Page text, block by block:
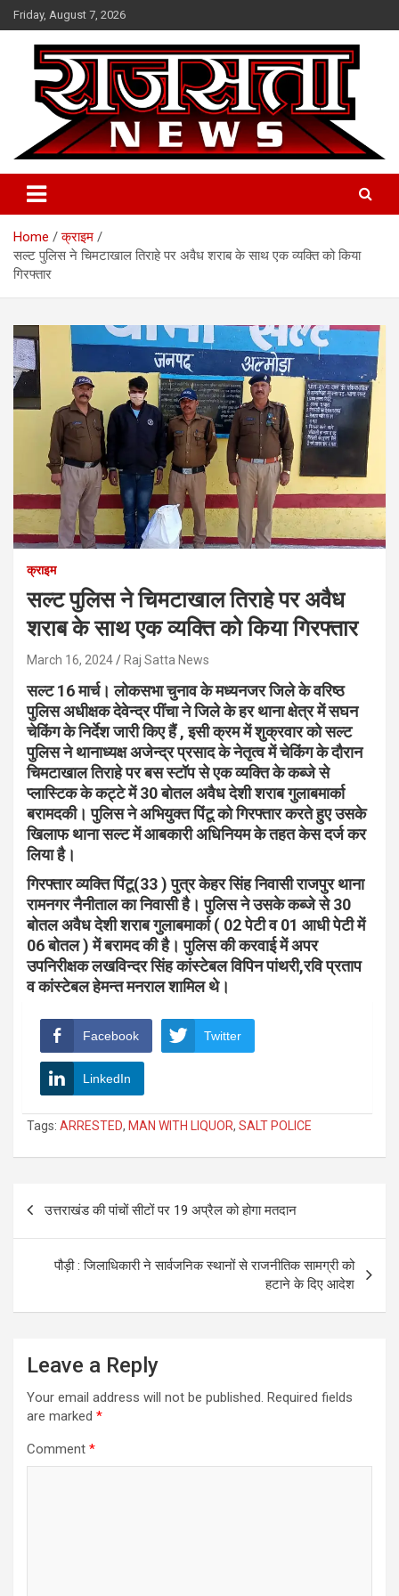
Skip
to
content
Friday, August 7, 2026
Raj Satta News
Home
क्राइम
सल्ट पुलिस ने चिमटाखाल तिराहे पर अवैध शराब के साथ एक व्यक्ति को किया
गिरफ्तार
क्राइम
सल्ट पुलिस ने चिमटाखाल तिराहे पर अवैध
शराब के साथ एक व्यक्ति को किया गिरफ्तार
March 16, 2024 Raj Satta News
सल्ट 16 मार्च। लोकसभा चुनाव के मध्यनजर जिले के वरिष्ठ
पुलिस अधीक्षक देवेन्द्र पींचा ने जिले के हर थाना क्षेत्र में सघन
चेकिंग के निर्देश जारी किए हैं , इसी क्रम में शुक्रवार को सल्ट
पुलिस ने थानाध्यक्ष अजेन्द्र प्रसाद के नेतृत्व में चेकिंग के दौरान
चिमटाखाल तिराहे पर बस स्टॉप से एक व्यक्ति के कब्जे से
प्लास्टिक के कट्टे में 30 बोतल अवैध देशी शराब गुलाबमार्का
बरामदकी। पुलिस ने अभियुक्त पिंटू को गिरफ्तार करते हुए उसके
खिलाफ थाना सल्ट में आबकारी अधिनियम के तहत केस दर्ज कर
लिया है।
गिरफ्तार व्यक्ति पिंटू(33 ) पुत्र केहर सिंह निवासी राजपुर थाना
रामनगर नैनीताल का निवासी है। पुलिस ने उसके कब्जे से 30
बोतल अवैध देशी शराब गुलाबमार्का ( 02 पेटी व 01 आधी पेटी में
06 बोतल ) में बरामद की है। पुलिस की करवाई में अपर
उपनिरीक्षक लखविन्दर सिंहकांस्टेबल विपिन पांथरी,रवि प्रताप
व कांस्टेबल हेमन्त मनराल शामिल थे।
Facebook Twitter
LinkedIn
Tags: ARRESTED, MAN WITH LIQUOR, SALT POLICE
उत्तराखंड की पांचों सीटों पर 19 अप्रैल को होगा मतदान
पौड़ी : जिलाधिकारी ने सार्वजनिक स्थानों से राजनीतिक सामग्री को
हटाने के दिए आदेश
Leave a Reply
Your email address will not be published. Required fields
are marked *
Comment *